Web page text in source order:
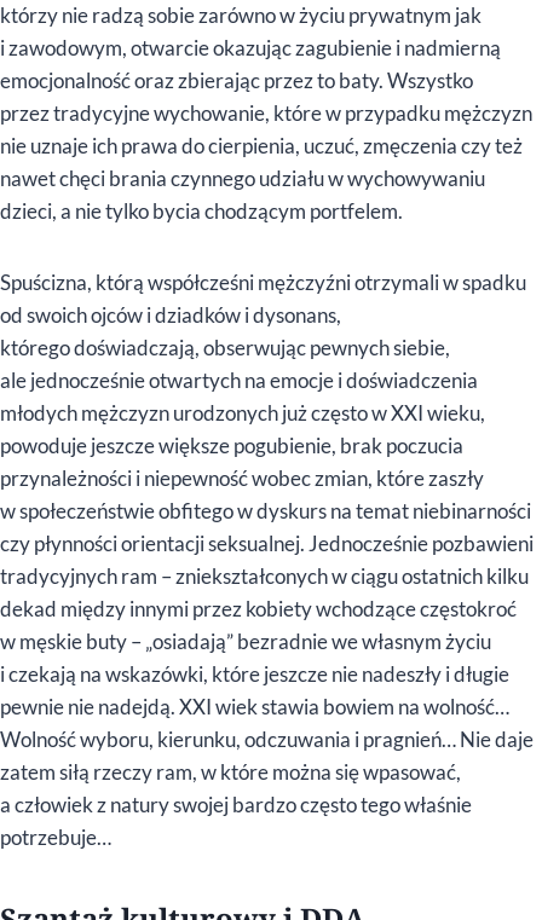
którzy nie radzą sobie zarówno w życiu prywatnym jak
i zawodowym, otwarcie okazując zagubienie i nadmierną
emocjonalność oraz zbierając przez to baty. Wszystko
przez tradycyjne wychowanie, które w przypadku mężczyzn
nie uznaje ich prawa do cierpienia, uczuć, zmęczenia czy też
nawet chęci brania czynnego udziału w wychowywaniu
dzieci, a nie tylko bycia chodzącym portfelem.
Spuścizna, którą współcześni mężczyźni otrzymali w spadku
od swoich ojców i dziadków i dysonans,
którego doświadczają, obserwując pewnych siebie,
ale jednocześnie otwartych na emocje i doświadczenia
młodych mężczyzn urodzonych już często w XXI wieku,
powoduje jeszcze większe pogubienie, brak poczucia
przynależności i niepewność wobec zmian, które zaszły
w społeczeństwie obfitego w dyskurs na temat niebinarności
czy płynności orientacji seksualnej. Jednocześnie pozbawieni
tradycyjnych ram – zniekształconych w ciągu ostatnich kilku
dekad między innymi przez kobiety wchodzące częstokroć
w męskie buty – „osiadają” bezradnie we własnym życiu
i czekają na wskazówki, które jeszcze nie nadeszły i długie
pewnie nie nadejdą. XXI wiek stawia bowiem na wolność…
Wolność wyboru, kierunku, odczuwania i pragnień… Nie daje
zatem siłą rzeczy ram, w które można się wpasować,
a człowiek z natury swojej bardzo często tego właśnie
potrzebuje…